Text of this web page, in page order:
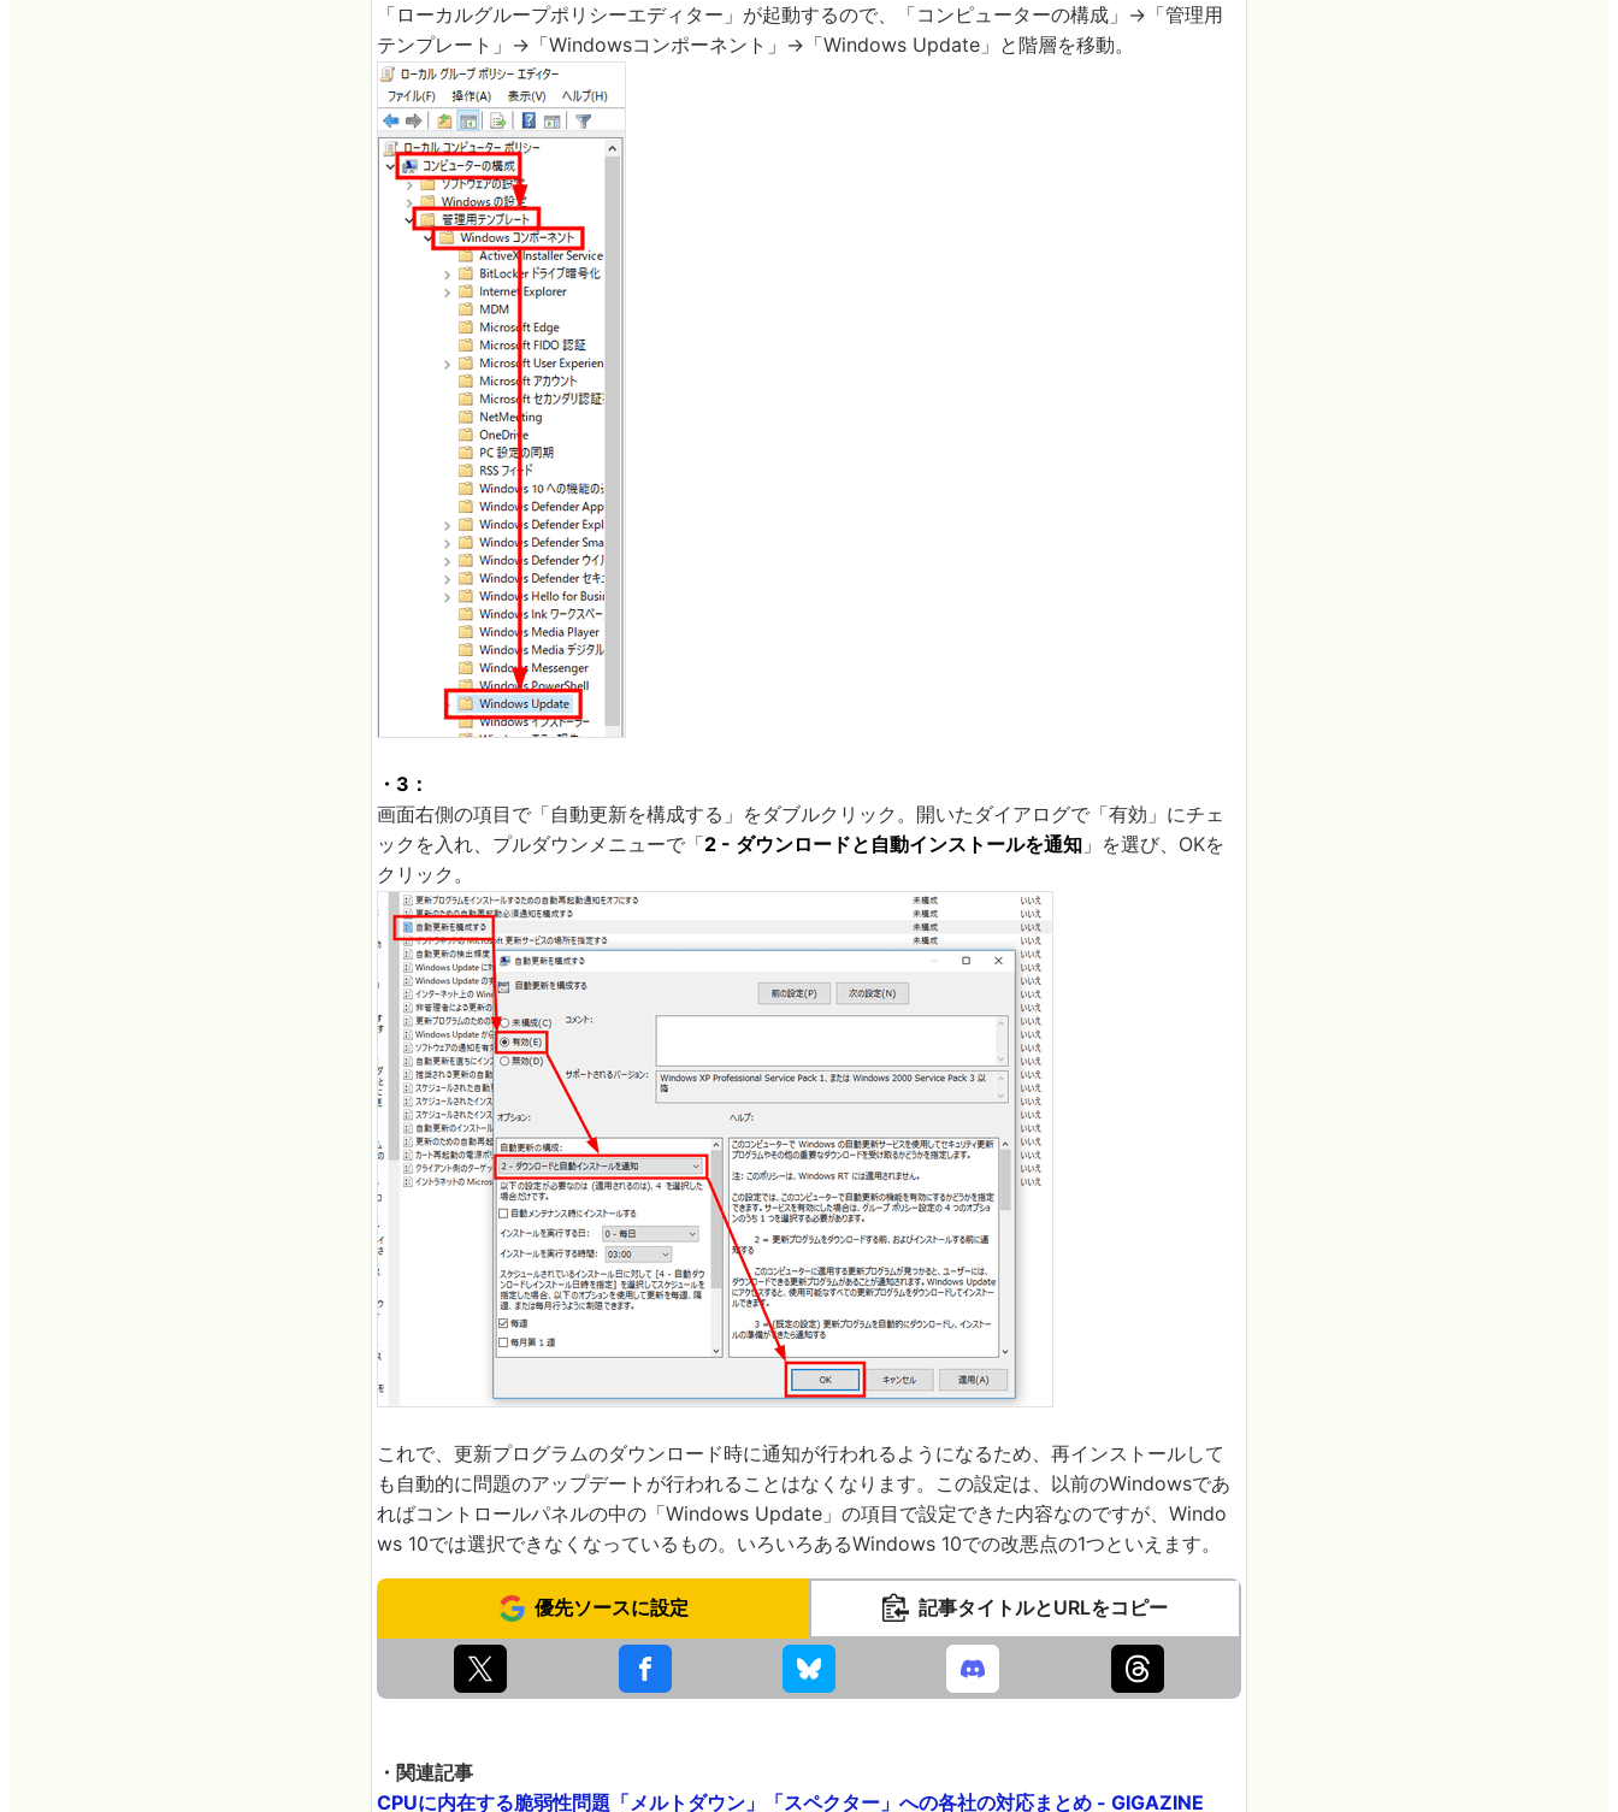
「ローカルグループポリシーエディター」が起動するので、「コンピューターの構成」→「管理用
テンプレート」→「Windowsコンポーネント」→「Windows Update」と階層を移動。
・3：
画面右側の項目で「自動更新を構成する」をダブルクリック。開いたダイアログで「有効」にチェ
ックを入れ、プルダウンメニューで「2 - ダウンロードと自動インストールを通知 」を選び、OKを
クリック。
これで、更新プログラムのダウンロード時に通知が行われるようになるため、再インストールして
も自動的に問題のアップデートが行われることはなくなります。この設定は、以前のWindowsであ
ればコントロールパネルの中の「Windows Update」の項目で設定できた内容なのですが、Windo
ws 10では選択できなくなっているもの。いろいろあるWindows 10での改悪点の1つといえます。
優先ソースに設定 記事タイトルとURLをコピー
・関連記事
CPUに内在する脆弱性問題「メルトダウン」「スペクター」への各社の対応まとめ - GIGAZINE